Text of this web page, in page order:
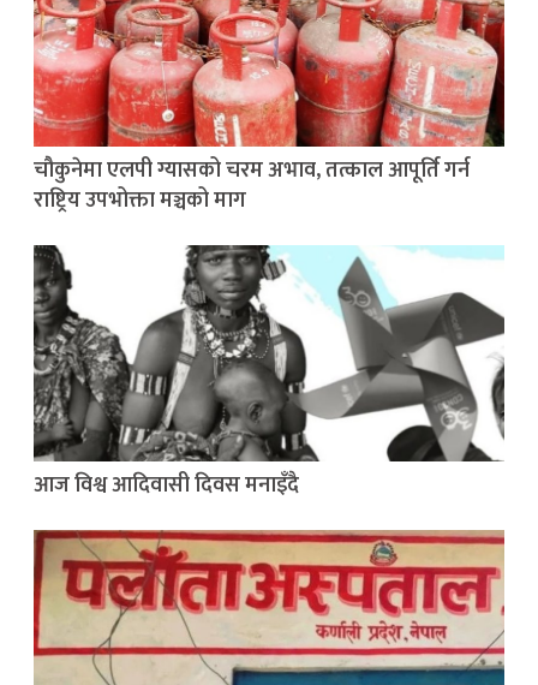
चौकुनेमा एलपी ग्यासको चरम अभाव, तत्काल आपूर्ति गर्न
राष्ट्रिय उपभोक्ता मञ्चको माग
आज विश्व आदिवासी दिवस मनाइँदै